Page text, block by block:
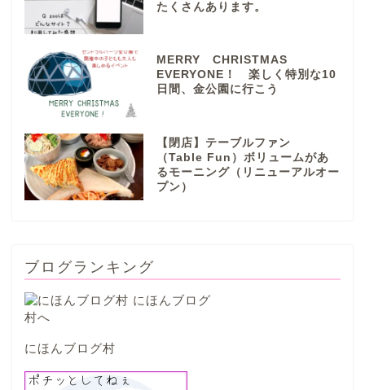
たくさんあります。
MERRY CHRISTMAS
EVERYONE！ 楽しく特別な10
日間、金公園に行こう
【閉店】テーブルファン
（Table Fun）ボリュームがあ
るモーニング（リニューアルオー
プン）
ブログランキング
にほんブログ村
岐阜市
各務原市
山県市